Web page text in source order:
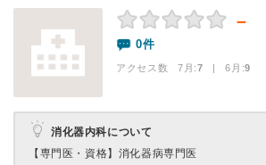
－
0件
アクセス数 7月:7 | 6月:9
消化器内科について
【専門医・資格】 消化器病専門医